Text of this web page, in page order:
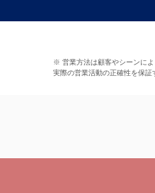
※ 営業方法は顧客やシーンに
実際の営業活動の正確性を保証